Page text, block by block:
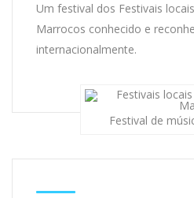
Um festival dos Festivais
Marrocos conhecido e
internacionalmente.
Festival de